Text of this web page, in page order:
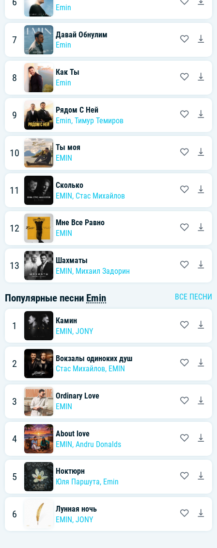
Emin
7
Давай Обнулим
Emin
8
Как Ты
Emin
9
Рядом С Ней
Emin, Тимур Темиров
10
Ты моя
EMIN
11
Сколько
EMIN, Стас Михайлов
12
Мне Все Равно
EMIN
13
Шахматы
EMIN, Михаил Задорин
Популярные песни Emin ВСЕ ПЕСНИ
1
Камин
EMIN, JONY
2
Вокзалы одиноких душ
Стас Михайлов, EMIN
3
Ordinary Love
EMIN
4
About love
EMIN, Andru Donalds
5
Ноктюрн
Юля Паршута, Emin
6
Лунная ночь
EMIN, JONY